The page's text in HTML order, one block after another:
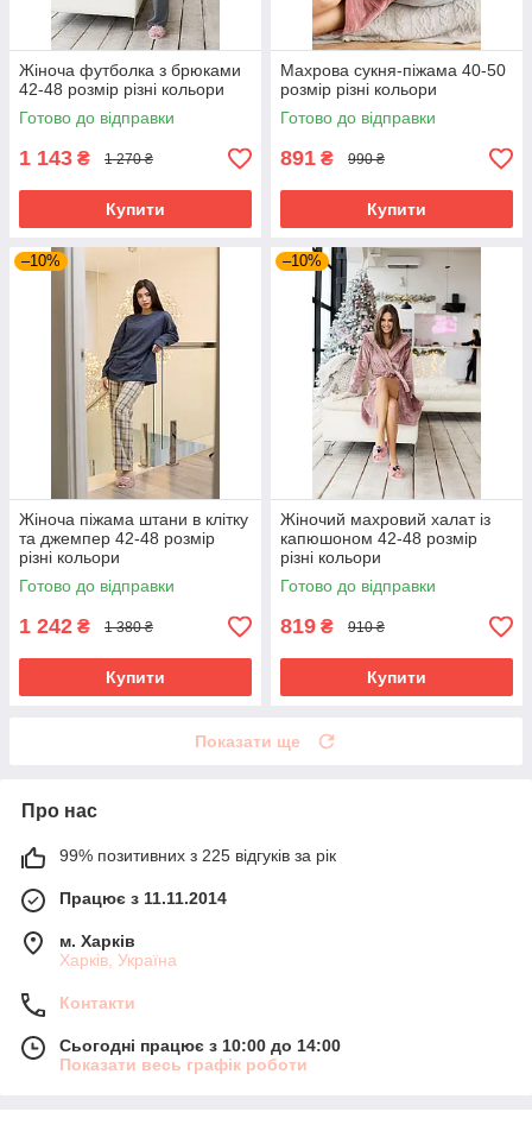
Жіноча футболка з брюками
42-48 розмір різні кольори
Готово до відправки
1 143 ₴ 1 270 ₴
Купити
Махрова сукня-піжама 40-50
розмір різні кольори
Готово до відправки
891 ₴ 990 ₴
Купити
–10%
Жіноча піжама штани в клітку
та джемпер 42-48 розмір
різні кольори
Готово до відправки
1 242 ₴ 1 380 ₴
Купити
–10%
Жіночий махровий халат із
капюшоном 42-48 розмір
різні кольори
Готово до відправки
819 ₴ 910 ₴
Купити
Показати ще
Про нас
99% позитивних з 225 відгуків за рік
Працює з 11.11.2014
м. Харків
Харків, Україна
Контакти
Сьогодні працює з 10:00 до 14:00
Показати весь графік роботи